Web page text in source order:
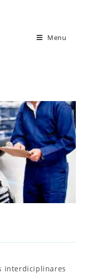
Menu
interdiciplinares